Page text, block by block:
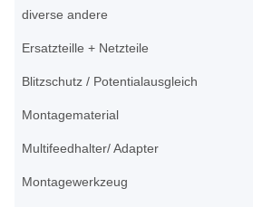
diverse andere
Ersatzteille + Netzteile
Blitzschutz / Potentialausgleich
Montagematerial
Multifeedhalter/ Adapter
Montagewerkzeug